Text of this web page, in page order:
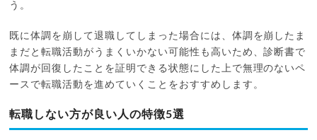
う。
既に体調を崩して退職してしまった場合には、体調を崩したま
まだと転職活動がうまくいかない可能性も高いため、診断書で
体調が回復したことを証明できる状態にした上で無理のないペ
ースで転職活動を進めていくことをおすすめします。
転職しない方が良い人の特徴5選